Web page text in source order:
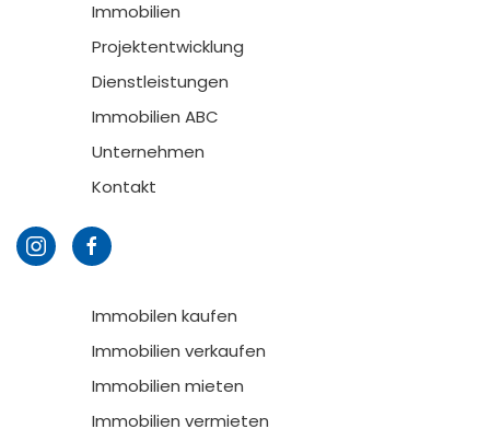
Immobilien
Projektentwicklung
Dienstleistungen
Immobilien ABC
Unternehmen
Kontakt
Immobilen kaufen
Immobilien verkaufen
Immobilien mieten
Immobilien vermieten